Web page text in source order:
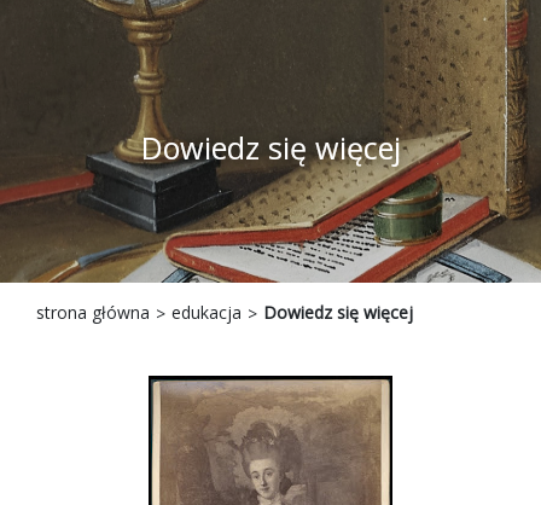
Dowiedz się więcej
strona główna edukacja Dowiedz się więcej